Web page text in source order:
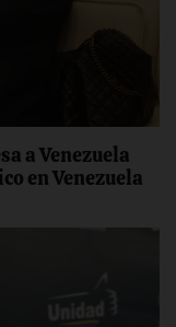
a Venezuela
en Venezuela